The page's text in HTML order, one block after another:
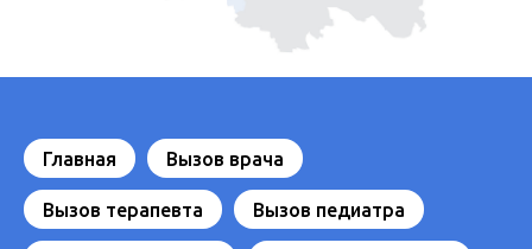
Главная Вызов врача
Вызов терапевта Вызов педиатра